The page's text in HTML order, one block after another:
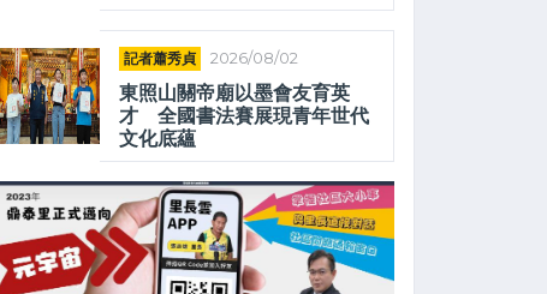
記者蕭秀貞 2026/08/02
東照山關帝廟以墨會友育英
才 全國書法賽展現青年世代
文化底蘊